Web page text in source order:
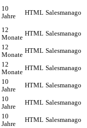
10
Jahre
HTML Salesmanago
12
Monate
HTML Salesmanago
12
Monate
HTML Salesmanago
12
Monate
HTML Salesmanago
10
Jahre
HTML Salesmanago
10
Jahre
HTML Salesmanago
10
Jahre
HTML Salesmanago